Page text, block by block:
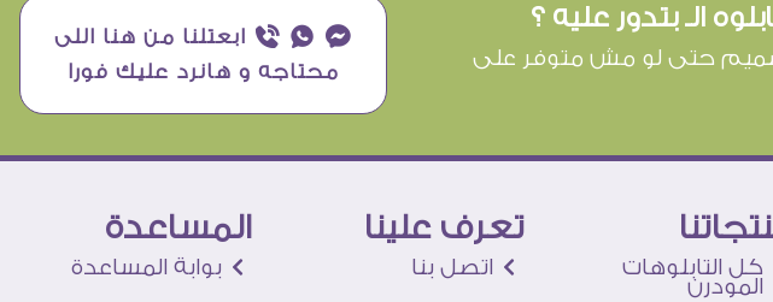
الـ بتدور عليه ؟
حتى لو مش متوفر على
¥ ₧ ƒ ابعتلنا من هنا اللى
محتاجه و هانرد عليك فورا
كل التابلوهات
المودرن
تعرف علينا
اتصل بنا
المساعدة
بوابة المساعدة